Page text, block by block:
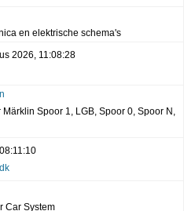
en elektrische schema's
2026, 11:08:28
Spoor 1, LGB, Spoor 0, Spoor N,
Car System